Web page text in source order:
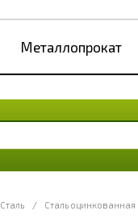
Металлопрокат
Сталь / Сталь оцинкованная